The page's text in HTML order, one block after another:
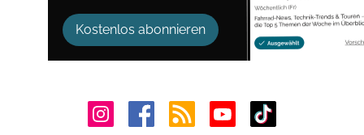
Kostenlos abonnieren